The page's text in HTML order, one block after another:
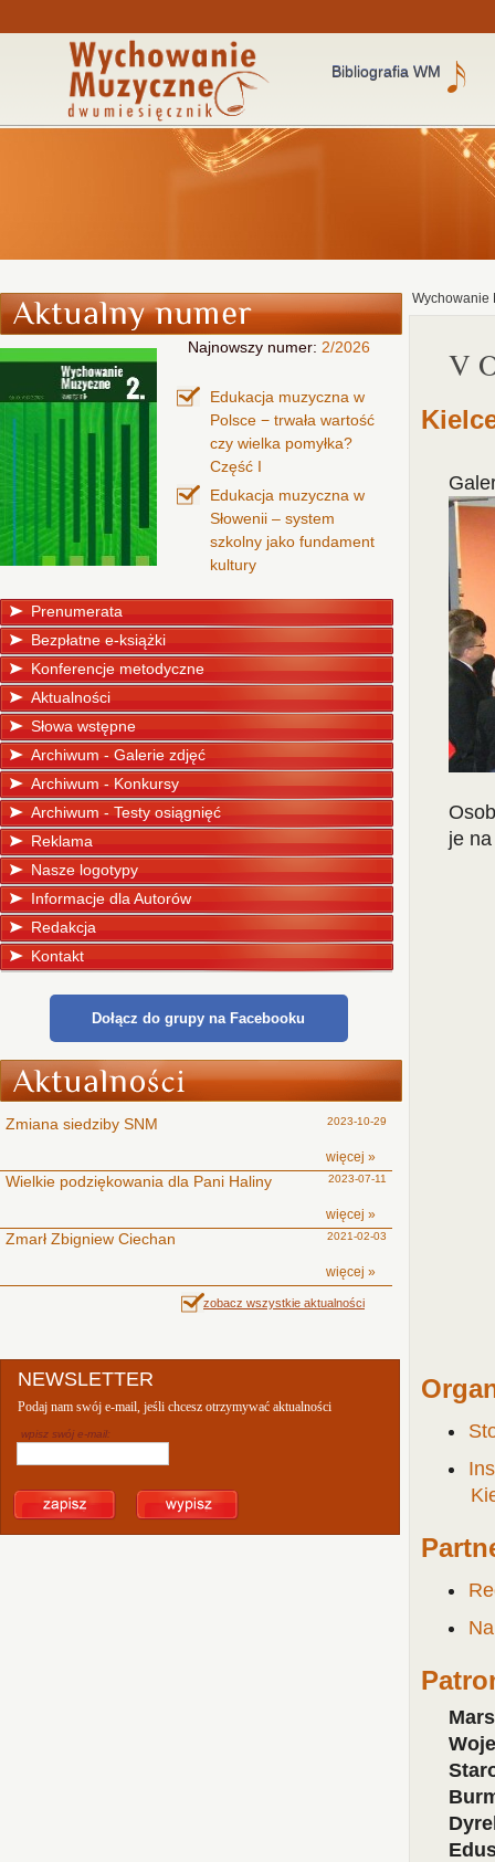
Bibliografia WM
Najnowszy numer: 2/2026
Edukacja muzyczna w
Polsce − trwała wartość
czy wielka pomyłka?
Część I
Edukacja muzyczna w
Słowenii – system
szkolny jako fundament
kultury
Prenumerata
Bezpłatne e-książki
Konferencje metodyczne
Aktualności
Słowa wstępne
Archiwum - Galerie zdjęć
Archiwum - Konkursy
Archiwum - Testy osiągnięć
Reklama
Nasze logotypy
Informacje dla Autorów
Redakcja
Kontakt
Dołącz do grupy na Facebooku
Zmiana siedziby SNM 2023-10-29
więcej »
Wielkie podziękowania dla Pani Haliny 2023-07-11
więcej »
Zmarł Zbigniew Ciechan 2021-02-03
więcej »
zobacz wszystkie aktualności
NEWSLETTER
Podaj nam swój e-mail, jeśli chcesz otrzymywać aktualności
wpisz swój e-mail:
Wychowanie
V
je